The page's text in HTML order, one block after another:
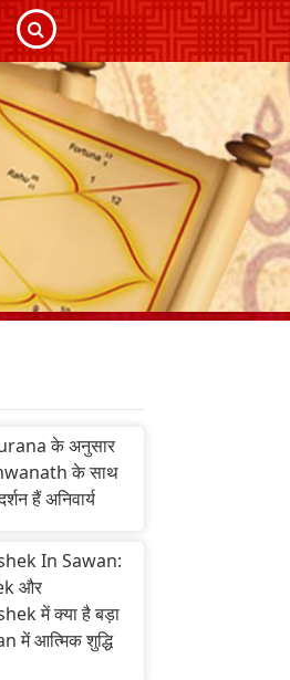
के अनुसार
के साथ
हैं अनिवार्य
In Sawan:
और
में क्या है बड़ा
में आत्मिक शुद्धि